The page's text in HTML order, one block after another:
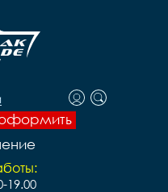
19.00